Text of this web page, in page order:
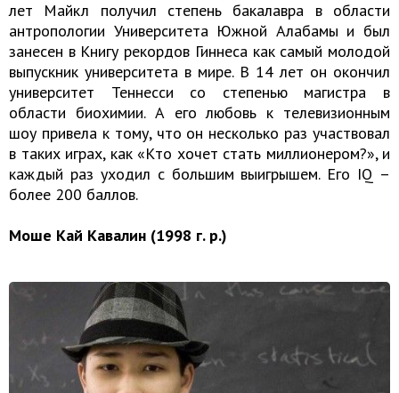
лет Майкл получил степень бакалавра в области
антропологии Университета Южной Алабамы и был
занесен в Книгу рекордов Гиннеса как самый молодой
выпускник университета в мире. В 14 лет он окончил
университет Теннесси со степенью магистра в
области биохимии. А его любовь к телевизионным
шоу привела к тому, что он несколько раз участвовал
в таких играх, как «Кто хочет стать миллионером?», и
каждый раз уходил с большим выигрышем. Его IQ –
более 200 баллов.
Моше Кай Кавалин (1998 г. р.)